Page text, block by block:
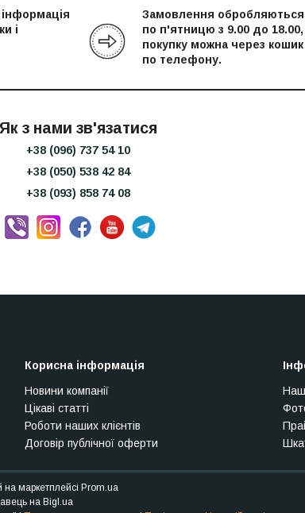
і
Замовлення обробляються
по п'ятницю з 9.00 до
покупку можна через кошик
по телефону.
Як з нами зв'язатися
+38 (096) 737 54 10
+38 (050) 538 42 84
+38 (093) 858 74 08
Корисна інформація
Новини компанії
Цікаві статті
Роботи наших клієнтів
Договір публічної оферти
маркетплейсі Prom.ua
на Bigl.ua